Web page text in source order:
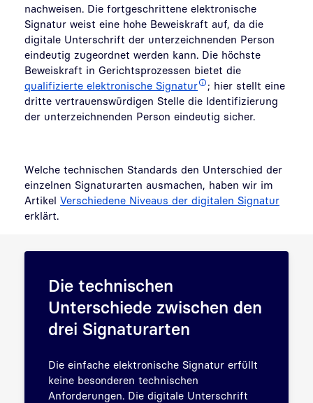
nachweisen. Die fortgeschrittene elektronische
Signatur weist eine hohe Beweiskraft auf, da die
digitale Unterschrift der unterzeichnenden Person
eindeutig zugeordnet werden kann. Die höchste
Beweiskraft in Gerichtsprozessen bietet die
qualifizierte elektronische Signatur
; hier stellt eine
dritte vertrauenswürdigen Stelle die Identifizierung
der unterzeichnenden Person eindeutig sicher.
Welche technischen Standards den Unterschied der
einzelnen Signaturarten ausmachen, haben wir im
Artikel Verschiedene Niveaus der digitalen Signatur
erklärt.
Die technischen
Unterschiede zwischen den
drei Signaturarten
Die einfache elektronische Signatur erfüllt
keine besonderen technischen
Anforderungen. Die digitale Unterschrift